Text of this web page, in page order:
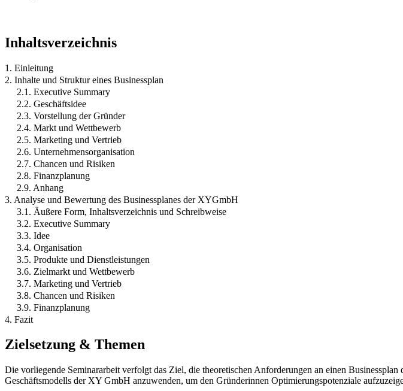
Inhaltsverzeichnis
1. Einleitung
2. Inhalte und Struktur eines Businessplan
2.1. Executive Summary
2.2. Geschäftsidee
2.3. Vorstellung der Gründer
2.4. Markt und Wettbewerb
2.5. Marketing und Vertrieb
2.6. Unternehmensorganisation
2.7. Chancen und Risiken
2.8. Finanzplanung
2.9. Anhang
3. Analyse und Bewertung des Businessplanes der XYGmbH
3.1. Äußere Form, Inhaltsverzeichnis und Schreibweise
3.2. Executive Summary
3.3. Idee
3.4. Organisation
3.5. Produkte und Dienstleistungen
3.6. Zielmarkt und Wettbewerb
3.7. Marketing und Vertrieb
3.8. Chancen und Risiken
3.9. Finanzplanung
4. Fazit
Zielsetzung & Themen
Die vorliegende Seminararbeit verfolgt das Ziel, die theoretischen Anforderungen an einen
Geschäftsmodells der XY GmbH anzuwenden, um den Gründerinnen Optimierungspotenziale